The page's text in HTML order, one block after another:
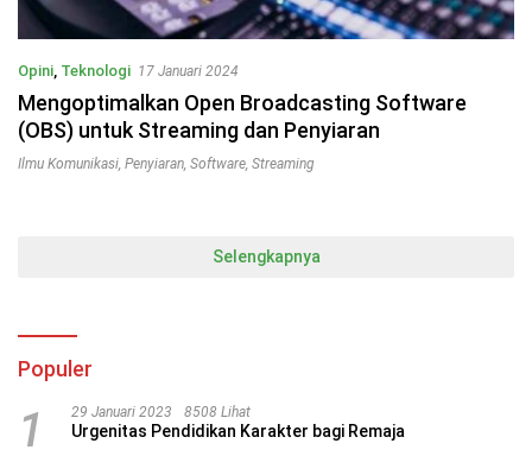
Opini, Teknologi 17 Januari 2024
Mengoptimalkan Open Broadcasting Software
(OBS) untuk Streaming dan Penyiaran
Ilmu Komunikasi, Penyiaran, Software, Streaming
Selengkapnya
Populer
1 29 Januari 2023 8508 Lihat
Urgenitas Pendidikan Karakter bagi Remaja